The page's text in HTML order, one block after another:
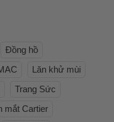
Đồng hồ
Lăn khử mùi
Trang Sức
mắt Cartier